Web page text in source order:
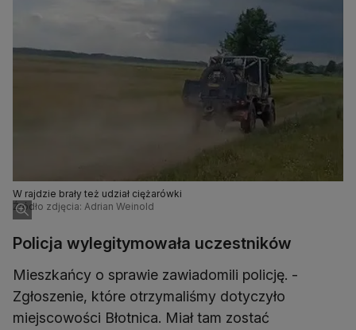
W rajdzie brały też udział ciężarówki
Źródło zdjęcia: Adrian Weinold
Policja wylegitymowała uczestników
Mieszkańcy o sprawie zawiadomili policję. -
Zgłoszenie, które otrzymaliśmy dotyczyło
miejscowości Błotnica. Miał tam zostać